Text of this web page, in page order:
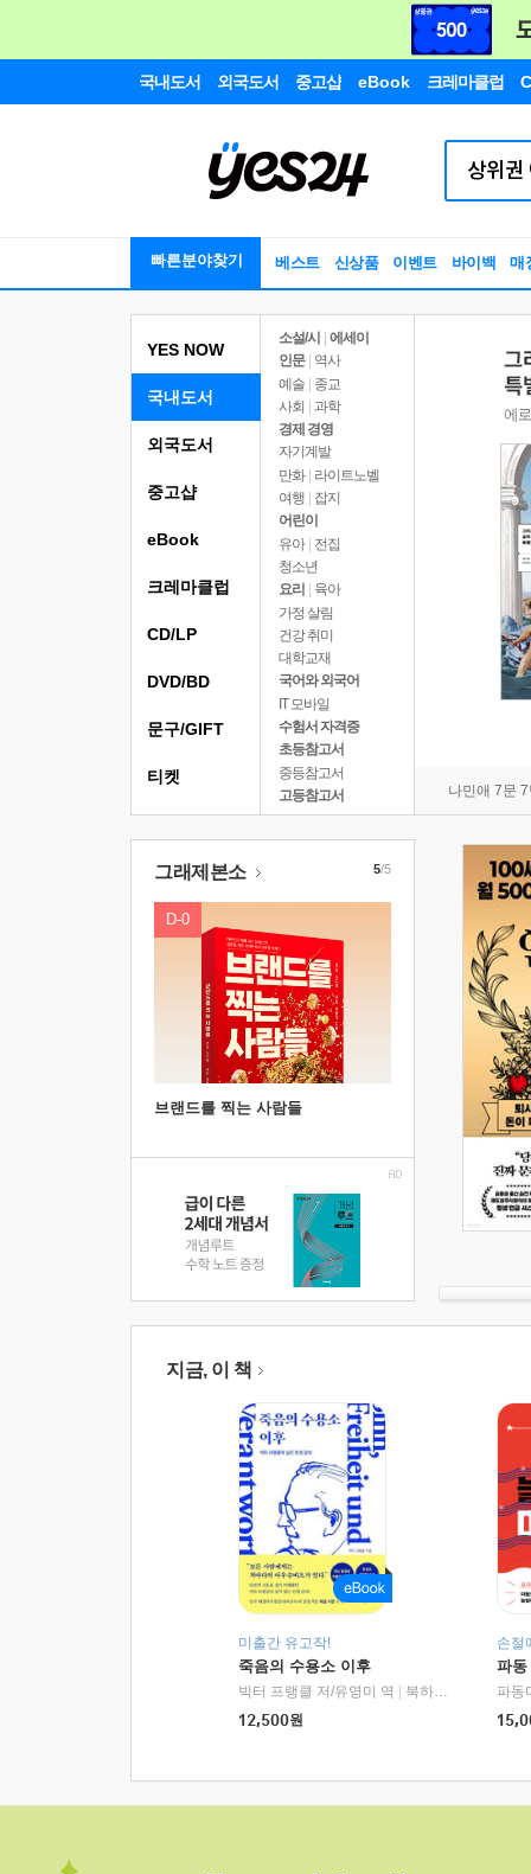
국내도서 외국도서 중고샵 eBook 크레마클럽
빠른분야찾기 베스트 신상품 이벤트 바이백 매
YES NOW
국내도서
소설/시
에세이
인문
역사
예술 | 종교
사회 | 과학
경제 경영
자기계발
만화 | 라이트노벨
여행
잡지
어린이
유아 | 전집
청소년
요리
육아
가정 살림
건강 취미
대학교재
국어와 외국어
IT 모바일
수험서 자격증
초등참고서
중등참고서
고등참고서
나민애 7문
외국도서
중고샵
eBook
크레마클럽
CD/LP
DVD/BD
문구/GIFT
티켓
그래제본소
D-0
브랜드를 찍는 사람들
5/5
지금, 이 책
미출간 유고작!
죽음의 수용소 이후
빅터 프랭클 저/유영미 역
북하우스
12,500원
손절
파동
파동